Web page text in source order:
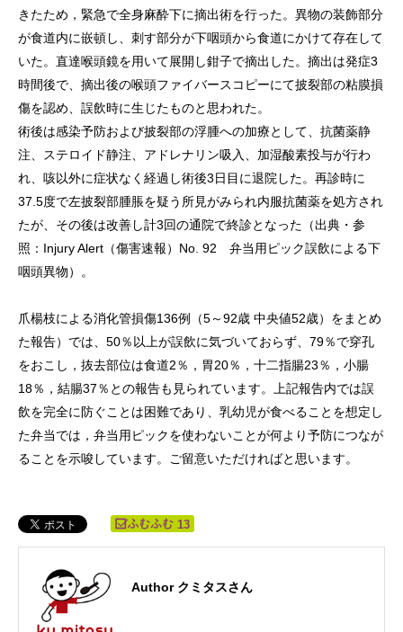
きたため，緊急で全身麻酔下に摘出術を行った。異物の装飾部分
が食道内に嵌頓し、刺す部分が下咽頭から食道にかけて存在して
いた。直達喉頭鏡を用いて展開し鉗子で摘出した。摘出は発症3
時間後で、摘出後の喉頭ファイバースコピーにて披裂部の粘膜損
傷を認め、誤飲時に生じたものと思われた。
術後は感染予防および披裂部の浮腫への加療として、抗菌薬静
注、ステロイド静注、アドレナリン吸入、加湿酸素投与が行わ
れ、咳以外に症状なく経過し術後3日目に退院した。再診時に
37.5度で左披裂部腫脹を疑う所見がみられ内服抗菌薬を処方され
たが、その後は改善し計3回の通院で終診となった（出典・参
照：Injury Alert（傷害速報）No. 92 弁当用ピック誤飲による下
咽頭異物）。
爪楊枝による消化管損傷136例（5～92歳 中央値52歳）をまとめ
た報告）では、50％以上が誤飲に気づいておらず、79％で穿孔
をおこし，抜去部位は食道2％，胃20％，十二指腸23％，小腸
18％，結腸37％との報告も見られています。上記報告内では誤
飲を完全に防ぐことは困難であり、乳幼児が食べることを想定し
た弁当では，弁当用ピックを使わないことが何より予防につなが
ることを示唆しています。ご留意いただければと思います。
13
Author クミタスさん